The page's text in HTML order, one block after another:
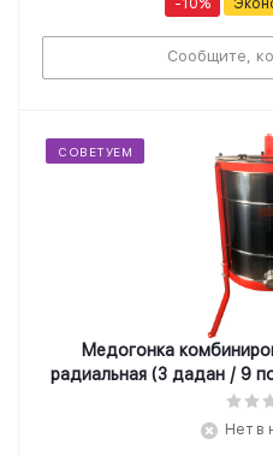
-10%
Сообщите,
СОВЕТУЕМ
Медогонка
радиальная (3 дадан / 9
Нет в